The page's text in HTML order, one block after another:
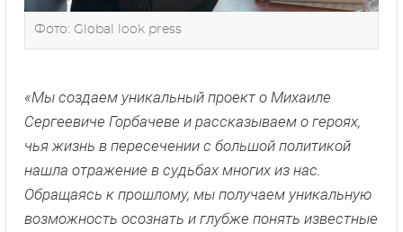
Фото: Global look press
«Мы создаем уникальный проект о Михаиле
Сергеевиче Горбачеве и рассказываем о героях,
чья жизнь в пересечении с большой политикой
нашла отражение в судьбах многих из нас.
Обращаясь к прошлому, мы получаем уникальную
возможность осознать и глубже понять известные